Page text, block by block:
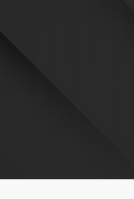
distância entre